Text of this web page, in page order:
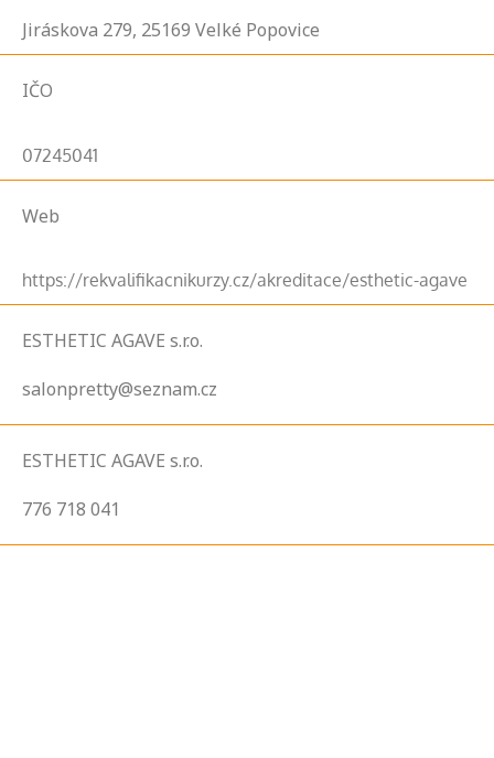
Jiráskova 279, 25169 Velké Popovice
IČO
07245041
Web
https://rekvalifikacnikurzy.cz/akreditace/esthetic-agave
ESTHETIC AGAVE s.r.o.
salonpretty@seznam.cz
ESTHETIC AGAVE s.r.o.
776 718 041